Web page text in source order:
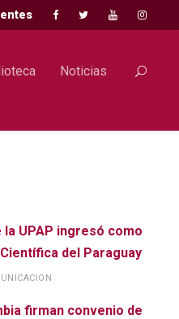
Noticias
UPAP ingresó como
del Paraguay
firman convenio de